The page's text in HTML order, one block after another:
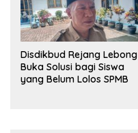
Disdikbud Rejang Lebong
Buka Solusi bagi Siswa
yang Belum Lolos SPMB